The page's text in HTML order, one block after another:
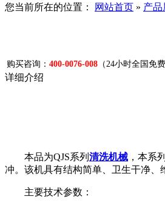
您当前所在的位置：
网站首页 » 产品
购买咨询： 400-0076-008 （24小时全国免
详细介绍
本品为QJS系列 清洗机械 ，本系
冲。该机具有结构简单、卫生干净、
主要技术参数：